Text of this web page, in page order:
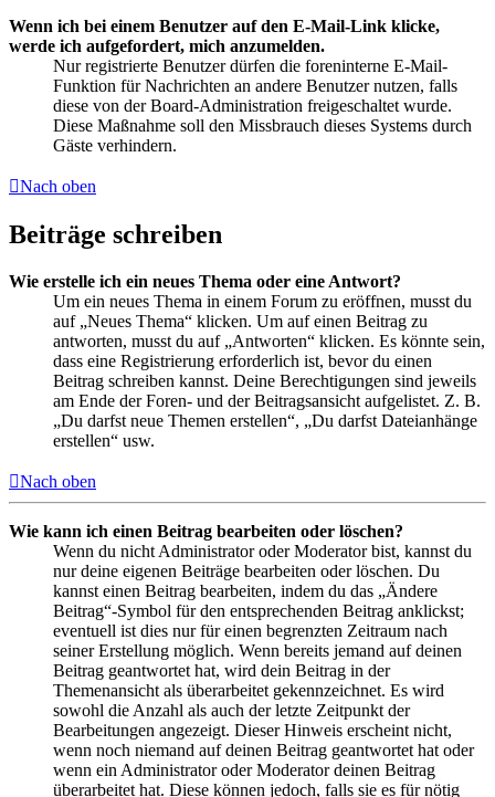
Wenn ich bei einem Benutzer auf den E-Mail-Link klicke,
werde ich aufgefordert, mich anzumelden.
Nur registrierte Benutzer dürfen die foreninterne E-Mail-
Funktion für Nachrichten an andere Benutzer nutzen, falls
diese von der Board-Administration freigeschaltet wurde.
Diese Maßnahme soll den Missbrauch dieses Systems durch
Gäste verhindern.
Nach oben
Beiträge schreiben
Wie erstelle ich ein neues Thema oder eine Antwort?
Um ein neues Thema in einem Forum zu eröffnen, musst du
auf „Neues Thema“ klicken. Um auf einen Beitrag zu
antworten, musst du auf „Antworten“ klicken. Es könnte sein,
dass eine Registrierung erforderlich ist, bevor du einen
Beitrag schreiben kannst. Deine Berechtigungen sind jeweils
am Ende der Foren- und der Beitragsansicht aufgelistet. Z. B.
„Du darfst neue Themen erstellen“, „Du darfst Dateianhänge
erstellen“ usw.
Nach oben
Wie kann ich einen Beitrag bearbeiten oder löschen?
Wenn du nicht Administrator oder Moderator bist, kannst du
nur deine eigenen Beiträge bearbeiten oder löschen. Du
kannst einen Beitrag bearbeiten, indem du das „Ändere
Beitrag“-Symbol für den entsprechenden Beitrag anklickst;
eventuell ist dies nur für einen begrenzten Zeitraum nach
seiner Erstellung möglich. Wenn bereits jemand auf deinen
Beitrag geantwortet hat, wird dein Beitrag in der
Themenansicht als überarbeitet gekennzeichnet. Es wird
sowohl die Anzahl als auch der letzte Zeitpunkt der
Bearbeitungen angezeigt. Dieser Hinweis erscheint nicht,
wenn noch niemand auf deinen Beitrag geantwortet hat oder
wenn ein Administrator oder Moderator deinen Beitrag
überarbeitet hat. Diese können jedoch, falls sie es für nötig